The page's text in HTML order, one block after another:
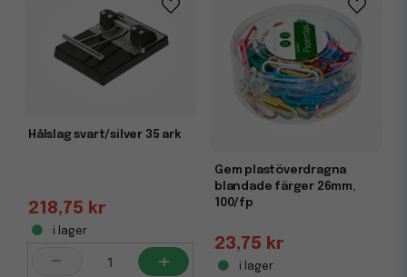
Hålslag svart/silver 35 ark
218,75 kr
i lager
- +
Gem plastöverdragna
blandade färger 26mm,
100/fp
23,75 kr
i lager